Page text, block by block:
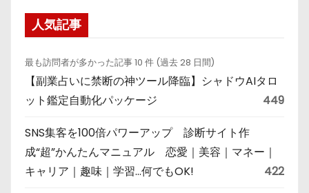
人気記事
最も訪問者が多かった記事 10 件 (過去 28 日間)
【副業占いに禁断の神ツール降臨】シャドウAIタロ
ット鑑定自動化パッケージ
449
SNS集客を100倍パワーアップ 診断サイト作
成“超”かんたんマニュアル 恋愛｜美容｜マネー｜
キャリア｜趣味｜学習…何でもOK!
422